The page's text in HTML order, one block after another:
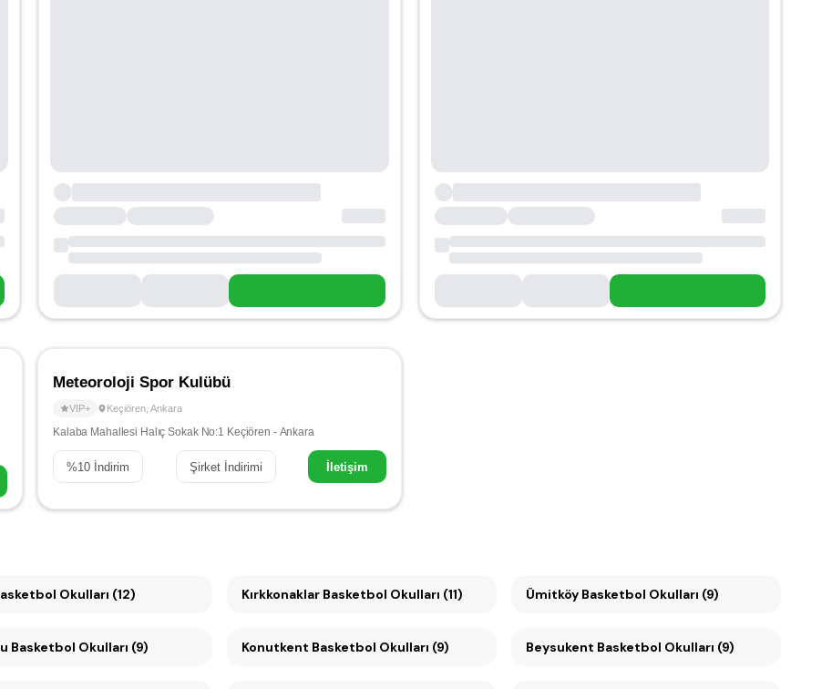
Meteoroloji Spor Kulübü
VIP+ Keçiören Ankara
Kalaba Mahallesi Halıç Sokak No:1 Keçiören - Ankara
%10 İndirim Şirket İndirimi İletişim
Basketbol Okulları (12) Kırkkonaklar Basketbol Okulları (11) Ümitköy Basketbol Okulları (9)
Çayyolu Basketbol Okulları (9) Konutkent Basketbol Okulları (9) Beysukent Basketbol Okulları (9)